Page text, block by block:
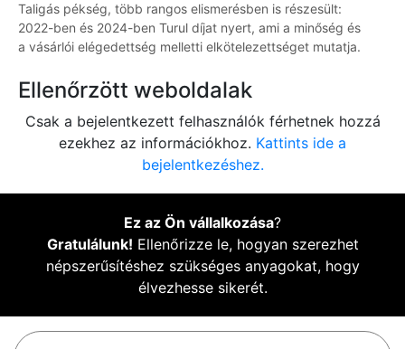
Taligás pékség, több rangos elismerésben is részesült:
2022-ben és 2024-ben Turul díjat nyert, ami a minőség és
a vásárlói elégedettség melletti elkötelezettséget mutatja.
Ellenőrzött weboldalak
Csak a bejelentkezett felhasználók férhetnek hozzá
ezekhez az információkhoz. Kattints ide a
bejelentkezéshez.
Ez az Ön vállalkozása?
Gratulálunk! Ellenőrizze le, hogyan szerezhet
népszerűsítéshez szükséges anyagokat, hogy
élvezhesse sikerét.